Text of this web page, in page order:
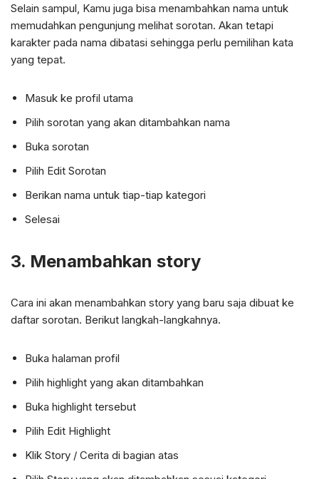
Selain sampul, Kamu juga bisa menambahkan nama untuk
memudahkan pengunjung melihat sorotan. Akan tetapi
karakter pada nama dibatasi sehingga perlu pemilihan kata
yang tepat.
Masuk ke profil utama
Pilih sorotan yang akan ditambahkan nama
Buka sorotan
Pilih Edit Sorotan
Berikan nama untuk tiap-tiap kategori
Selesai
3. Menambahkan story
Cara ini akan menambahkan story yang baru saja dibuat ke
daftar sorotan. Berikut langkah-langkahnya.
Buka halaman profil
Pilih highlight yang akan ditambahkan
Buka highlight tersebut
Pilih Edit Highlight
Klik Story / Cerita di bagian atas